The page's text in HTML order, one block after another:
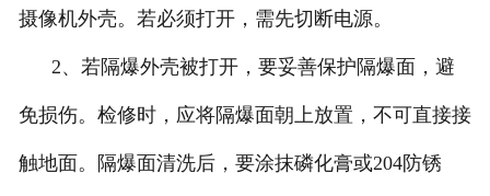
摄像机外壳。若必须打开，需先切断电源。
2、若隔爆外壳被打开，要妥善保护隔爆面，避
免损伤。检修时，应将隔爆面朝上放置，不可直接接
触地面。隔爆面清洗后，要涂抹磷化膏或204防锈